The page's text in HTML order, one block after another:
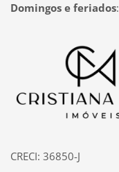
Domingos e feriados:
Página inicial
CRECI: 36850-J